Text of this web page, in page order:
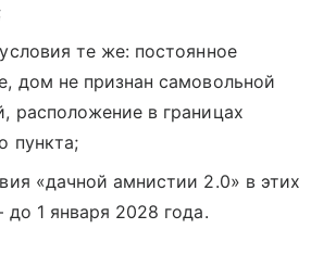
те же: постоянное
дом не признан самовольной
расположение в границах
пункта;
«дачной амнистии 2.0» в этих
1 января 2028 года.